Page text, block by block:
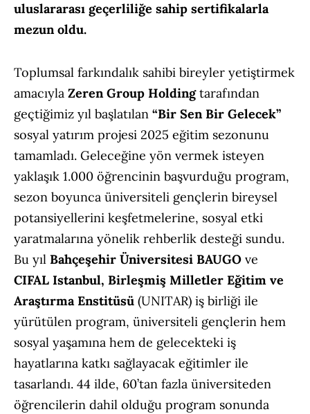
uluslararası geçerliliğe sahip sertifikalarla
mezun oldu.
Toplumsal farkındalık sahibi bireyler yetiştirmek
amacıyla Zeren Group Holdingtarafından
geçtiğimiz yıl başlatılan “Bir Sen Bir Gelecek”
sosyal yatırım projesi 2025 eğitim sezonunu
tamamladı. Geleceğine yön vermek isteyen
yaklaşık 1.000 öğrencinin başvurduğu program,
sezon boyunca üniversiteli gençlerin bireysel
potansiyellerini keşfetmelerine, sosyal etki
yaratmalarına yönelik rehberlik desteği sundu.
Bu yıl Bahçeşehir Üniversitesi BAUGO ve
CIFAL Istanbul, Birleşmiş Milletler Eğitim ve
Araştırma Enstitüsü (UNITAR) iş birliği ile
yürütülen program, üniversiteli gençlerin hem
sosyal yaşamına hem de gelecekteki iş
hayatlarına katkı sağlayacak eğitimler ile
tasarlandı. 44 ilde, 60’tan fazla üniversiteden
öğrencilerin dahil olduğu program sonunda